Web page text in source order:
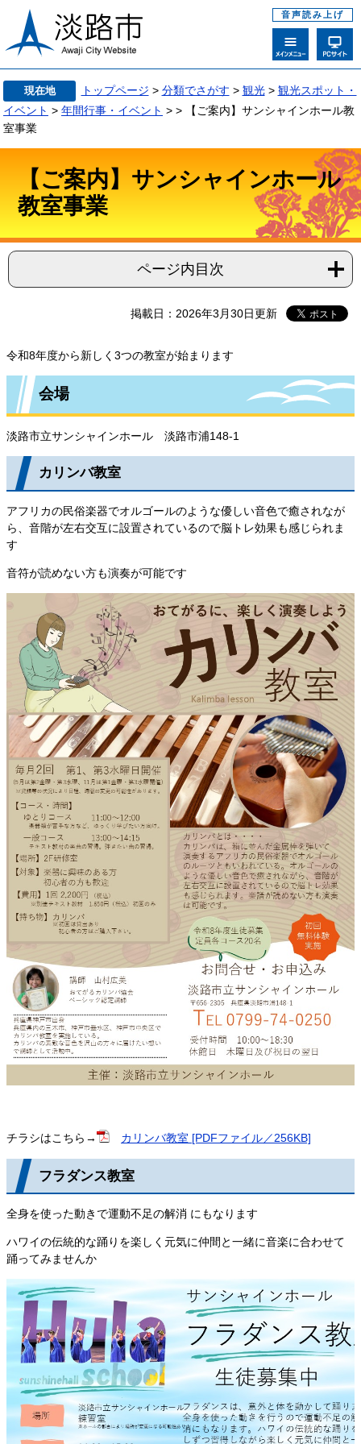
音声読み上げ
現在地 トップページ > 分類でさがす > 観光> 観光スポット・
イベント > 年間行事・イベント > >
【ご案内】サンシャインホール教
室事業
【ご案内】サンシャインホール
教室事業
ページ内目次
掲載日：2026年3月30日更新
令和8年度から新しく3つの教室が始まります
会場
淡路市立サンシャインホール 淡路市浦148-1
カリンバ教室
アフリカの民俗楽器でオルゴールのような優しい音色で癒されなが
ら、音階が左右交互に設置されているので脳トレ効果も感じられま
す
音符が読めない方も演奏が可能です
チラシはこちら→ カリンバ教室 [PDFファイル／256KB]
フラダンス教室
全身を使った動きで運動不足の解消 にもなります
ハワイの伝統的な踊りを楽しく元気に仲間と一緒に音楽に合わせて
踊ってみませんか